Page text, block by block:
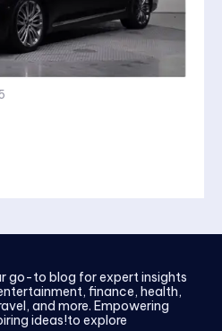
go-to blog for expert insights
finance, health,
and more. Empowering
ideas!to explore